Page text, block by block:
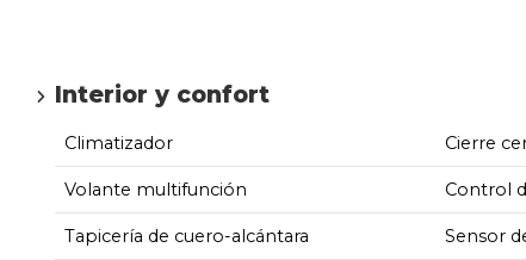
Interior y confort
Climatizador Cierre
Volante multifunción Control
Tapicería de cuero-alcántara Sensor